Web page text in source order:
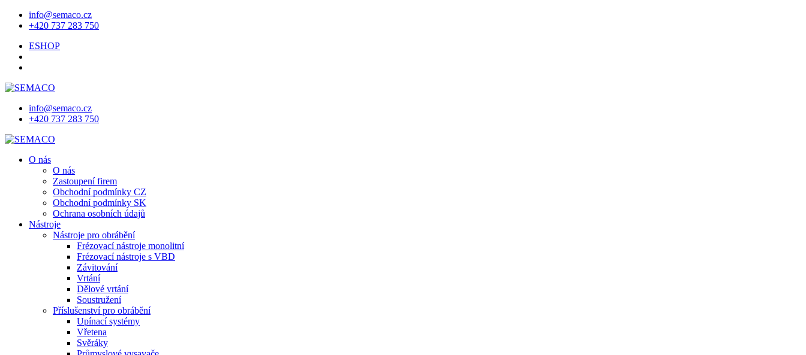
info@semaco.cz
+420 737 283 750
ESHOP
info@semaco.cz
+420 737 283 750
O nás
O nás
Zastoupení firem
Obchodní podmínky CZ
Obchodní podmínky SK
Ochrana osobních údajů
Nástroje
Nástroje pro obrábění
Frézovací nástroje monolitní
Frézovací nástroje s VBD
Závitování
Vrtání
Dělové vrtání
Soustružení
Příslušenství pro obrábění
Upínací systémy
Vřetena
Svěráky